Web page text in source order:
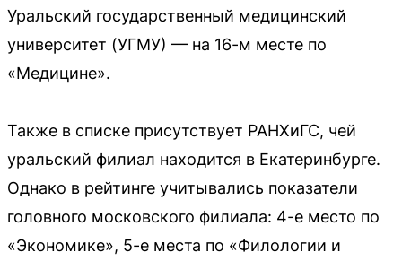
Уральский государственный медицинский
университет (УГМУ) — на 16-м месте по
«Медицине».
Также в списке присутствует РАНХиГС, чей
уральский филиал находится в Екатеринбурге.
Однако в рейтинге учитывались показатели
головного московского филиала: 4-е место по
«Экономике», 5-е места по «Филологии и